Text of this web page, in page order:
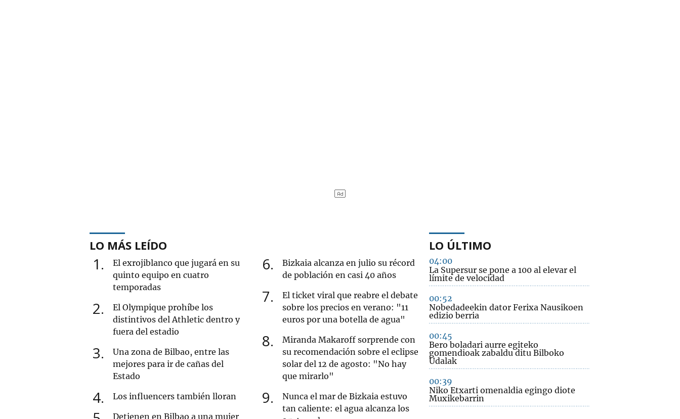
LO MÁS LEÍDO
1
El exrojiblanco que jugará en su
quinto equipo en cuatro
temporadas
2
El Olympique prohíbe los
distintivos del Athletic dentro y
fuera del estadio
3
Una zona de Bilbao, entre las
mejores para ir de cañas del
Estado
4 Los influencers también lloran
Detienen en Bilbao a una mujer
6
Bizkaia alcanza en julio su récord
de población en casi 40 años
7
El ticket viral que reabre el debate
sobre los precios en verano: "11
euros por una botella de agua"
8
Miranda Makaroff sorprende con
su recomendación sobre el eclipse
solar del 12 de agosto: "No hay
que mirarlo"
9
Nunca el mar de Bizkaia estuvo
tan caliente: el agua alcanza los
LO ÚLTIMO
04:00
La Supersur se pone a 100 al elevar el
límite de velocidad
00:52
Nobedadeekin dator Ferixa Nausikoen
edizio berria
00:45
Bero boladari aurre egiteko
gomendioak zabaldu ditu Bilboko
Udalak
00:39
Niko Etxarti omenaldia egingo diote
Muxikebarrin